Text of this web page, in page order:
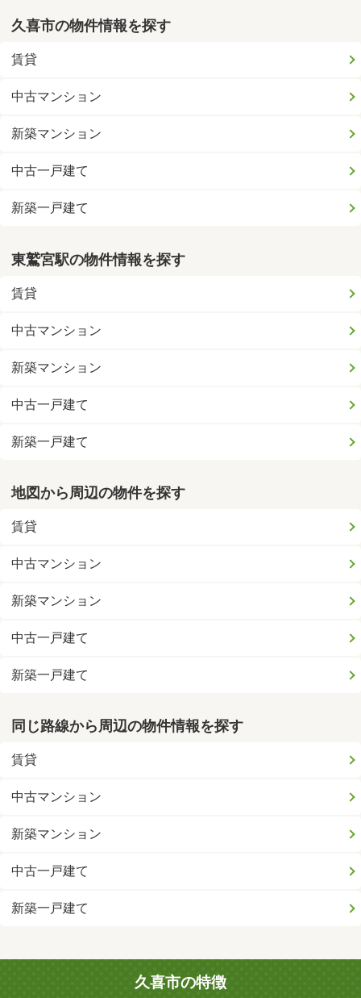
久喜市の物件情報を探す
賃貸
中古マンション
新築マンション
中古一戸建て
新築一戸建て
東鷲宮駅の物件情報を探す
賃貸
中古マンション
新築マンション
中古一戸建て
新築一戸建て
地図から周辺の物件を探す
賃貸
中古マンション
新築マンション
中古一戸建て
新築一戸建て
同じ路線から周辺の物件情報を探す
賃貸
中古マンション
新築マンション
中古一戸建て
新築一戸建て
久喜市の特徴